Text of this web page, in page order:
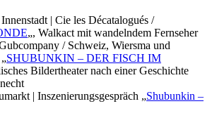
| Cie les Décatalogués /
„, Walkact mit wandelndem Fernseher
/ Schweiz, Wiersma und
SHUBUNKIN – DER FISCH IM
Bildertheater nach einer Geschichte
| Inszenierungsgespräch „Shubunkin –